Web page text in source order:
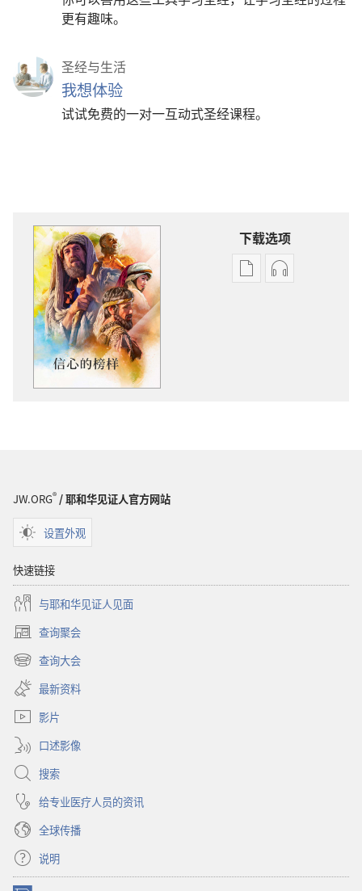
更有趣味。
圣经与生活
我想体验
试试免费的一对一互动式圣经课程。
下载选项
电
录
JW.ORG®/ 耶和华见证人官方网站
设置外观
快速链接
与耶和华见证人见面
查询聚会
（打
开
新
窗
口）
查询大会
（打
开
新
窗
最新资料
影片
口述影像
搜索
给专业医疗人员的资讯
全球传播
说明